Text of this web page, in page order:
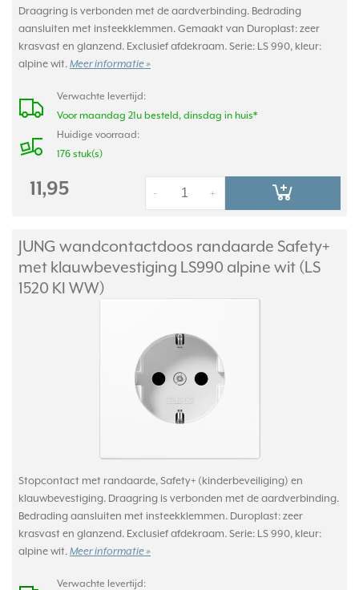
Draagring is verbonden met de aardverbinding. Bedrading
aansluiten met insteekklemmen. Gemaakt van Duroplast: zeer
krasvast en glanzend. Exclusief afdekraam. Serie: LS 990, kleur:
alpine wit. Meer informatie »
Verwachte levertijd:
Voor maandag 21u besteld, dinsdag in huis*
Huidige voorraad:
176 stuk(s)
11,95 +
-
JUNG wandcontactdoos randaarde Safety+
met klauwbevestiging LS990 alpine wit (LS
1520 KI WW)
Stopcontact met randaarde, Safety+ (kinderbeveiliging) en
klauwbevestiging. Draagring is verbonden met de aardverbinding.
Bedrading aansluiten met insteekklemmen. Duroplast: zeer
krasvast en glanzend. Exclusief afdekraam. Serie: LS 990, kleur:
alpine wit. Meer informatie »
Verwachte levertijd: